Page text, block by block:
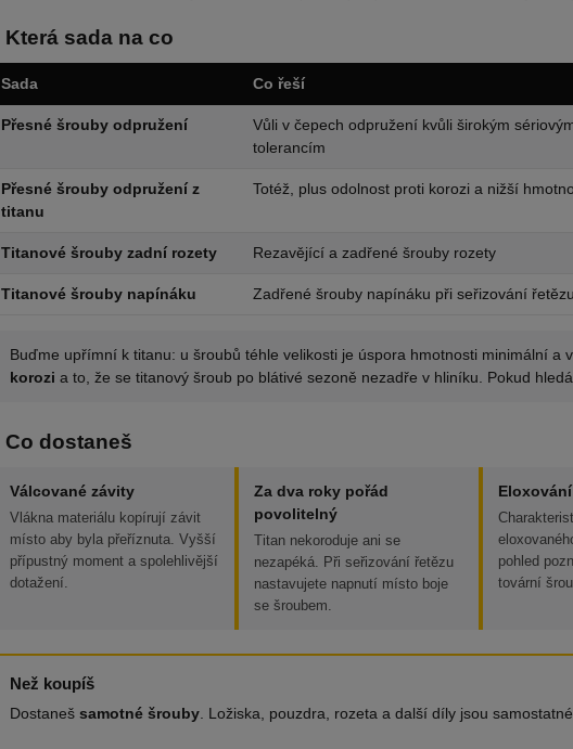
Která sada na co
Sada Co řeší
Přesné šrouby odpružení
Vůli v čepech odpružení kvůli širokým
tolerancím
Přesné šrouby odpružení z
titanu
Totéž, plus odolnost proti korozi a nižší
Titanové šrouby zadní rozety Rezavějící a zadřené šrouby rozety
Titanové šrouby napínáku Zadřené šrouby napínáku při seřizování řetězu
Buďme upřímní k titanu: u šroubů téhle velikosti je úspora hmotnosti minimální a
korozi a to, že se titanový šroub po blátivé sezoně nezadře v hliníku. Pokud
Co dostaneš
Válcované závity
Vlákna materiálu kopírují závit
místo aby byla přeříznuta. Vyšší
přípustný moment a spolehlivější
dotažení.
Za dva roky pořád
povolitelný
Titan nekoroduje ani se
nezapéká. Při seřizování řetězu
nastavujete napnutí místo boje
se šroubem.
pohled
tovární
Než koupíš
Dostaneš samotné šrouby . Ložiska, pouzdra, rozeta a další díly jsou